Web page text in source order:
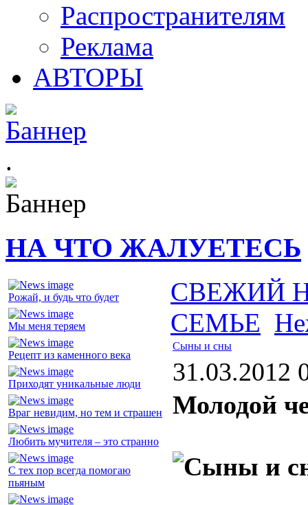
Распространителям
Реклама
АВТОРЫ
.
НА ЧТО ЖАЛУЕТЕСЬ
Рожай, и будь что будет
Мы меня теряем
Рецепт из каменного века
Приходят уникальные люди
Враг невидим, но тем и страшен
Любить мучителя – это странно
С тех пор всегда помогаю
пьяным
СВЕЖИЙ
СЕМЬЕ
Сыны и сны
31.03.2012
Молодой